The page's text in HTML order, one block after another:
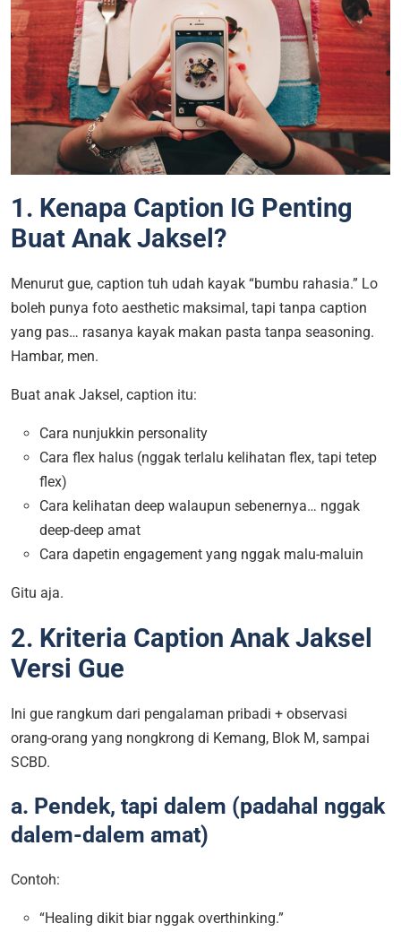
1. Kenapa Caption IG Penting
Buat Anak Jaksel?
Menurut gue, caption tuh udah kayak “bumbu rahasia.” Lo
boleh punya foto aesthetic maksimal, tapi tanpa caption
yang pas… rasanya kayak makan pasta tanpa seasoning.
Hambar, men.
Buat anak Jaksel, caption itu:
Cara nunjukkin personality
Cara flex halus (nggak terlalu kelihatan flex, tapi tetep
flex)
Cara kelihatan deep walaupun sebenernya… nggak
deep-deep amat
Cara dapetin engagement yang nggak malu-maluin
Gitu aja.
2. Kriteria Caption Anak Jaksel
Versi Gue
Ini gue rangkum dari pengalaman pribadi + observasi
orang-orang yang nongkrong di Kemang, Blok M, sampai
SCBD.
a. Pendek, tapi dalem (padahal nggak
dalem-dalem amat)
Contoh:
“Healing dikit biar nggak overthinking.”